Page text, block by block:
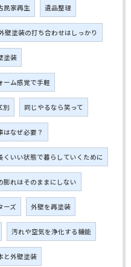
民家再生 遺品整理
壁塗装の打ち合わせはしっかり
塗装
ーム感覚で手軽
別 同じやるなら笑って
はなぜ必要？
くいい状態で暮らしていくために
膨れはそのままにしない
ーズ 外壁を再塗装
汚れや空気を浄化する機能
と外壁塗装